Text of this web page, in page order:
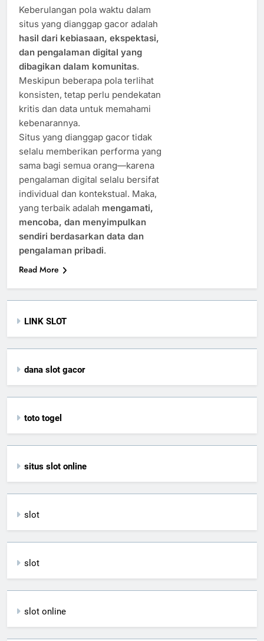
Keberulangan pola waktu dalam
situs yang dianggap gacor adalah
hasil dari kebiasaan, ekspektasi,
dan pengalaman digital yang
dibagikan dalam komunitas.
Meskipun beberapa pola terlihat
konsisten, tetap perlu pendekatan
kritis dan data untuk memahami
kebenarannya.
Situs yang dianggap gacor tidak
selalu memberikan performa yang
sama bagi semua orang—karena
pengalaman digital selalu bersifat
individual dan kontekstual. Maka,
yang terbaik adalah mengamati,
mencoba, dan menyimpulkan
sendiri berdasarkan data dan
pengalaman pribadi.
Read More
LINK SLOT
dana slot gacor
toto togel
situs slot online
slot
slot
slot online